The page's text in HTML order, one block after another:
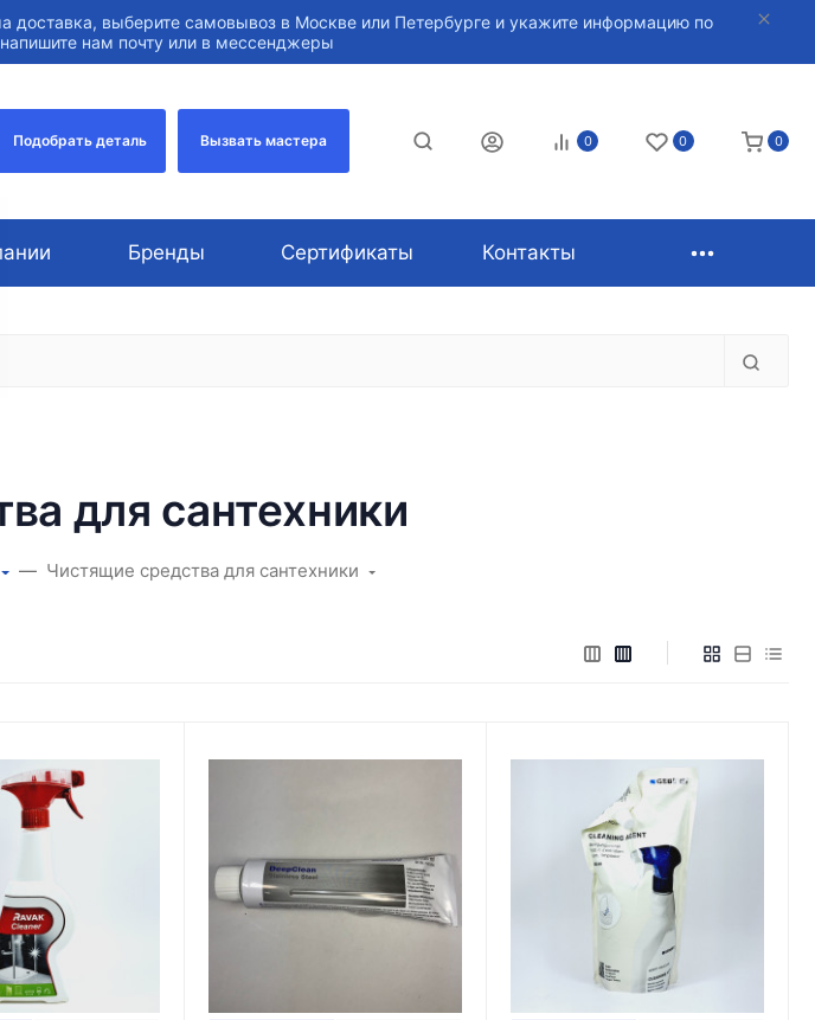
выберите самовывоз в Москве или Петербурге и укажите информацию по
нам почту или в мессенджеры
Подобрать деталь Вызвать мастера 0 0 0
Бренды Сертификаты Контакты
для сантехники
Чистящие средства для сантехники